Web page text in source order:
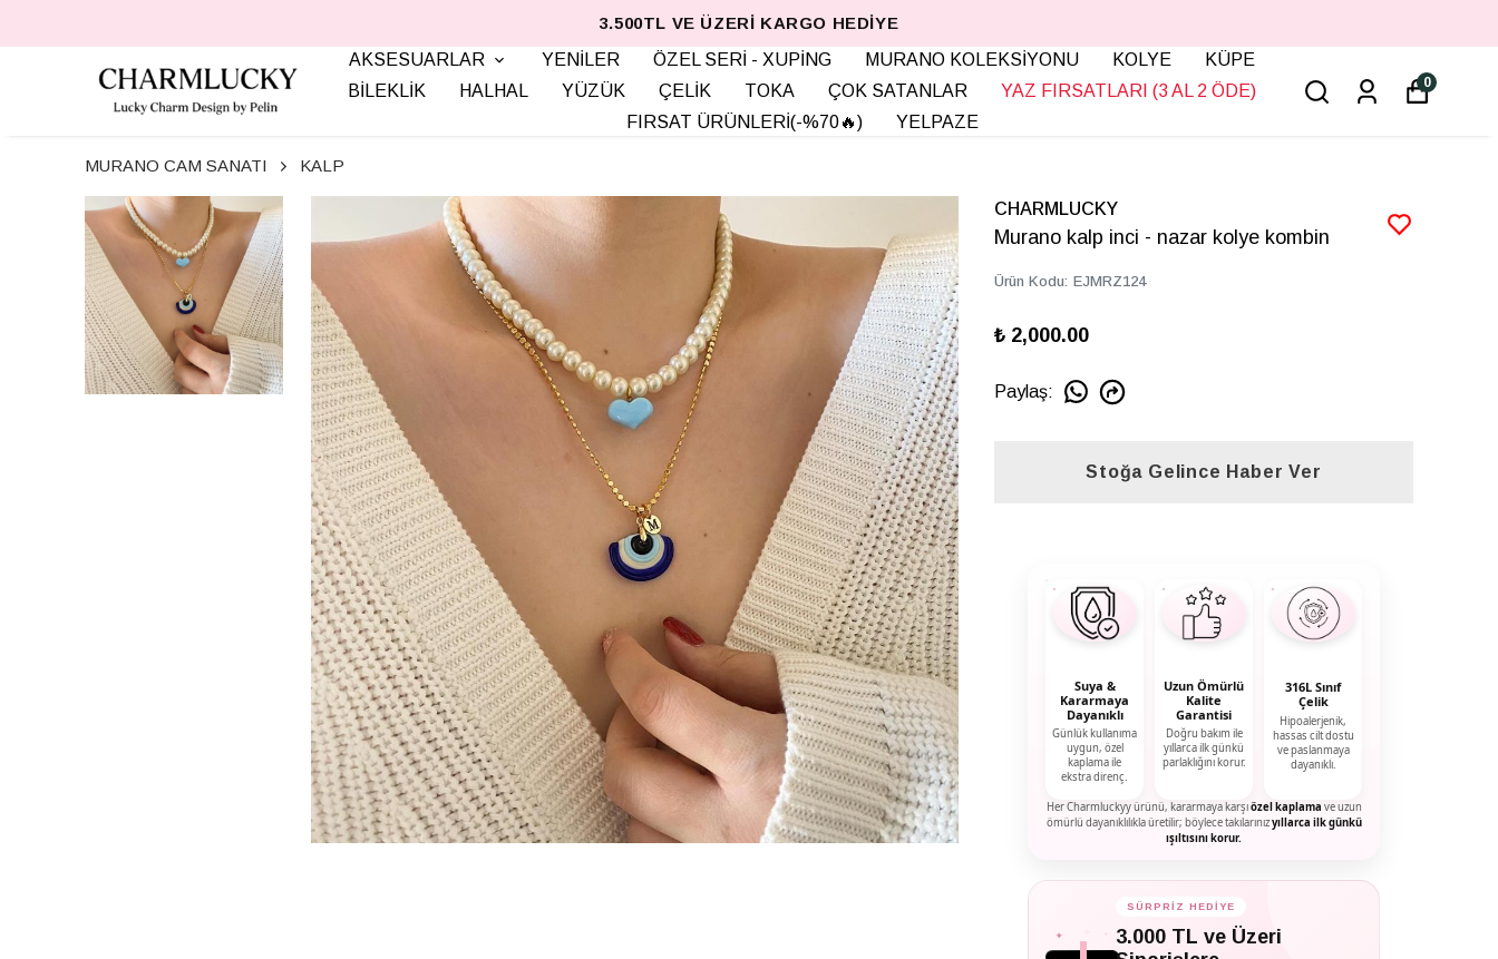
3.500TL VE ÜZERI KARGO HEDIYE
AKSESUARLAR
YENİLER ÖZEL SERİ - XUPİNG MURANO KOLEKSİYONU KOLYE
KÜPE
BİLEKLİK
HALHAL YÜZÜK ÇELİK TOKA ÇOK SATANLAR
YAZ FIRSATLARI (3 AL 2 ÖDE)
FIRSAT ÜRÜNLERİ(-%70🔥)
YELPAZE
0
MURANO CAM SANATI KALP
CHARMLUCKY
Murano kalp inci - nazar kolye kombin
Ürün Kodu: EJMRZ124
₺ 2,000.00
Paylaş:
Stoğa Gelince Haber Ver
Suya &
Kararmaya
Dayanıklı
Günlük kullanıma
uygun, özel
kaplama ile
ekstra direnç.
Uzun Ömürlü
Kalite
Garantisi
Doğru bakım ile
yıllarca ilk günkü
parlaklığını korur.
316L Sınıf
Çelik
Hipoalerjenik,
hassas cilt dostu
ve paslanmaya
dayanıklı.
Her Charmluckyy ürünü, kararmaya karşıözel kaplama ve uzun
ömürlü dayanıklılıkla üretilir; böylece takılarınızyıllarca ilk günkü
ışıltısını korur.
✦
SÜRPRİZ HEDİYE
3.000 TL ve Üzeri